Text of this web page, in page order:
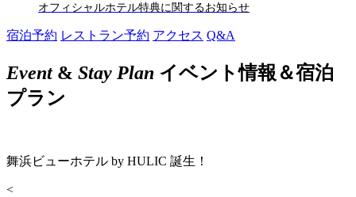
オフィシャルホテル特典に関するお知らせ
宿泊予約 レストラン予約 アクセス Q&A
Event& Stay Plan イベント情報＆宿泊
プラン
舞浜ビューホテル by HULIC 誕生！
<